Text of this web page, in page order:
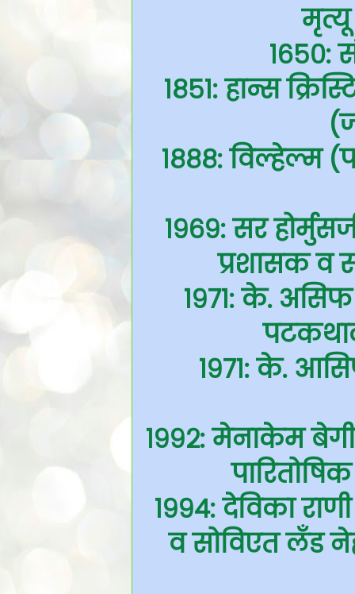
मृत्यू
१६५०:
१८५१: हान्स
१८८८: विल्हेल्म
१९६९: सर
प्रशासक व
१९७१: के. असिफ
१९७१: के.
१९९२: मेनाकेम
१९९४: देविका
व सोविएत लँड